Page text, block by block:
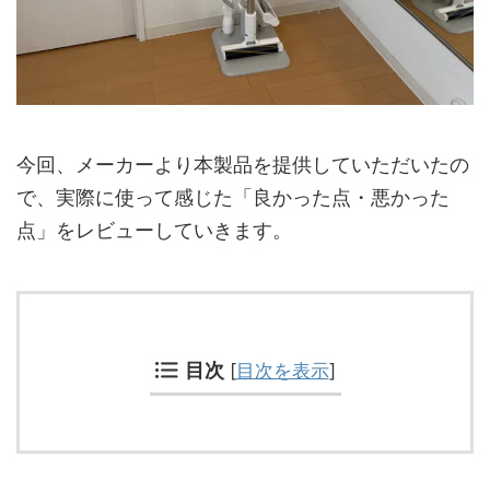
今回、メーカーより本製品を提供していただいたの
で、実際に使って感じた「良かった点・悪かった
点」をレビューしていきます。
目次 [目次を表示]